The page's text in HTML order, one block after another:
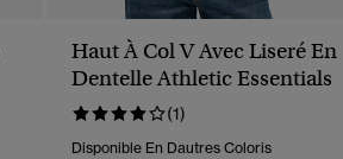
Haut À Col V Avec Liseré En
Dentelle Athletic Essentials
(1)
Disponible En Dautres Coloris